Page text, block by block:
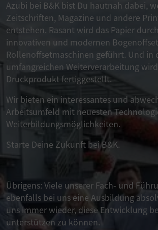
Azubi bei B&K bist Du hautnah dabei,
Zeitschriften, Magazine und andere
entstehen. Rasant wird das Papier
innovativen und modernen
Rollenoffsetmaschinen geführt. Und in
umfangreichen Weiterverarbeitung
Druckprodukt fertiggestellt.
Wir bieten ein interessantes und
Arbeitsumfeld mit neuesten
Weiterbildungsmöglichkeiten.
Starte Deine Zukunft bei B&K.
Übrigens: Viele unserer Fach- und
ebenfalls bei uns eine Ausbildung
uns immer wieder, diese Entwicklung
unterstützen zu können.